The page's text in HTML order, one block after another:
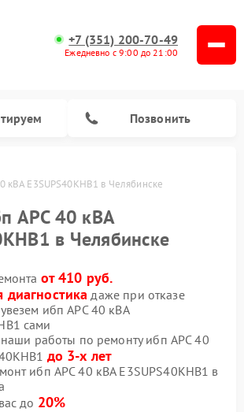
+7 (351) 200-70-49
Ежедневно с 9:00 до 21:00
Позвонить
кВА E3SUPS40KHB1 в Челябинске
APC 40 кВА
в Челябинске
от 410 руб.
диагностика даже при отказе
ибп APC 40 кВА
сами
наши работы по ремонту ибп APC 40
до 3-х лет
ибп APC 40 кВА E3SUPS40KHB1 в
до 20%